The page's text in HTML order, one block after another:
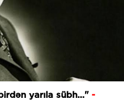
yarıla sübh..."-